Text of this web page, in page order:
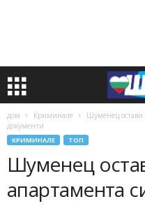
дом Криминале
Шуменец остави
документи
КРИМИНАЛЕ ТОП
Шуменец
апартамента